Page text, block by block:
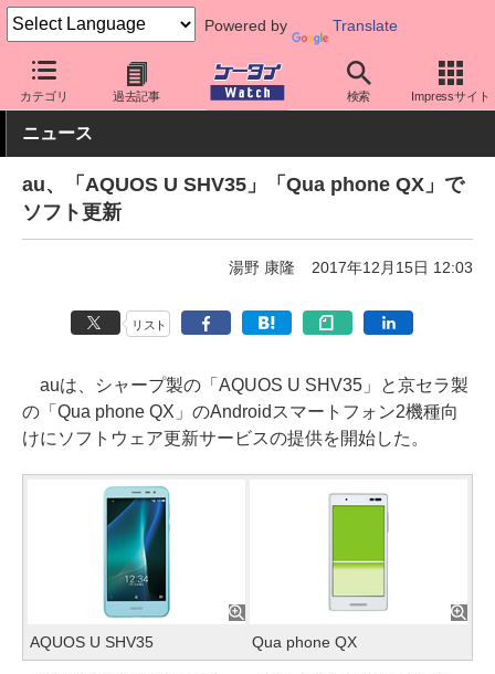
Powered by Translate
カテゴリ 過去記事 検索 Impressサイト
ケータイ Watch キャリア au ソフト更新
ニュース
au、「AQUOS U SHV35」「Qua phone QX」で
ソフト更新
湯野 康隆 2017年12月15日 12:03
リスト
auは、シャープ製の「AQUOS U SHV35」と京セラ製
の「Qua phone QX」のAndroidスマートフォン2機種向
けにソフトウェア更新サービスの提供を開始した。
AQUOS U SHV35 Qua phone QX